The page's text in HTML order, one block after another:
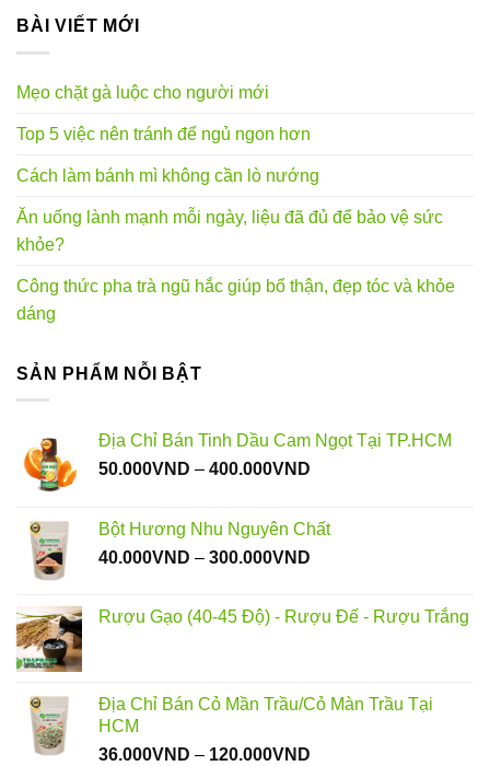
BÀI VIẾT MỚI
Mẹo chặt gà luộc cho người mới
Top 5 việc nên tránh để ngủ ngon hơn
Cách làm bánh mì không cần lò nướng
Ăn uống lành mạnh mỗi ngày, liệu đã đủ để bảo vệ sức
khỏe?
Công thức pha trà ngũ hắc giúp bổ thận, đẹp tóc và khỏe
dáng
SẢN PHẨM NỖI BẬT
Địa Chỉ Bán Tinh Dầu Cam Ngọt Tại TP.HCM
50.000VND – 400.000VND
50.000VND
Bột Hương Nhu Nguyên Chất
40.000VND – 300.000VND
40.000VND
Rượu Gạo (40-45 Độ) - Rượu Đế - Rượu Trắng
Địa Chỉ Bán Cỏ Mần Trầu/Cỏ Màn Trầu Tại
HCM
36.000VND – 120.000VND